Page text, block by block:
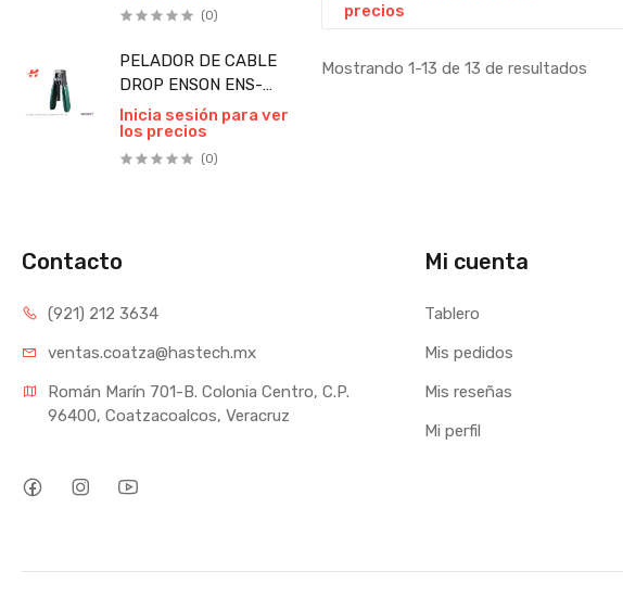
CABLE UTP PIEZA
(0)
PELADOR DE CABLE
DROP ENSON ENS-
FTTHFDOCS
FABRICADO EN
ACERO CON MANGO
Inicia sesión para ver
los precios
(0)
precios
Mostrando 1-13 de 13 de resultados
Contacto
(921) 212 3634
ventas.coatza@hastech.mx
Román Marín 701-B. Colonia Centro, C.P.
96400, Coatzacoalcos, Veracruz
Mi cuenta
Tablero
Mis pedidos
Mis reseñas
Mi perfil